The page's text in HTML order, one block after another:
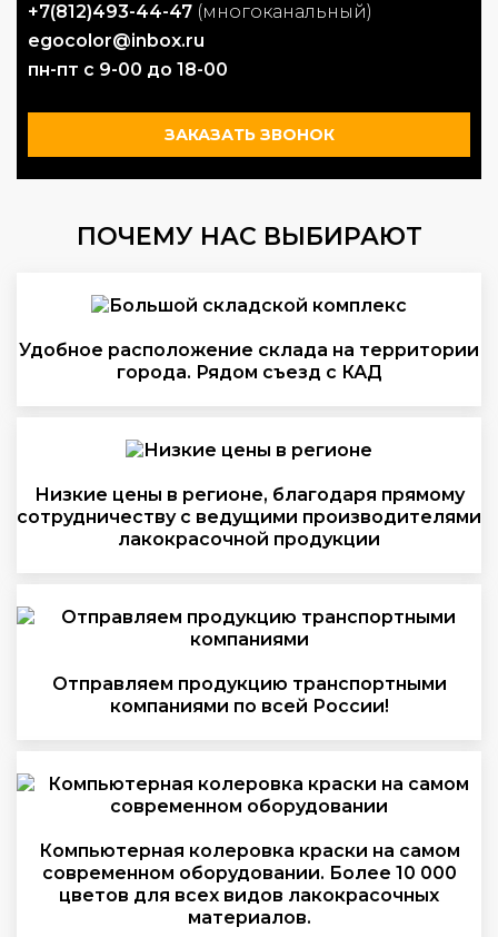
+7(812)493-44-47 (многоканальный)
egocolor@inbox.ru
пн-пт с 9-00 до 18-00
ЗАКАЗАТЬ ЗВОНОК
ПОЧЕМУ НАС ВЫБИРАЮТ
Удобное расположение склада на территории
города. Рядом съезд с КАД
Низкие цены в регионе, благодаря прямому
сотрудничеству с ведущими производителями
лакокрасочной продукции
Отправляем продукцию транспортными
компаниями по всей России!
Компьютерная колеровка краски на самом
современном оборудовании. Более 10 000
цветов для всех видов лакокрасочных
материалов.